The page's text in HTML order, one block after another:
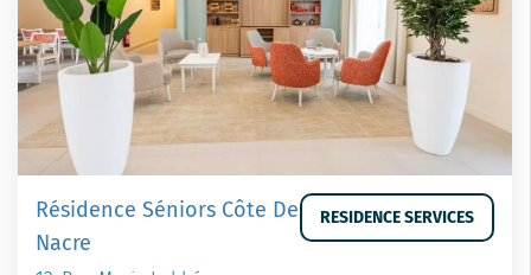
Résidence Séniors Côte De
Nacre
RESIDENCE SERVICES